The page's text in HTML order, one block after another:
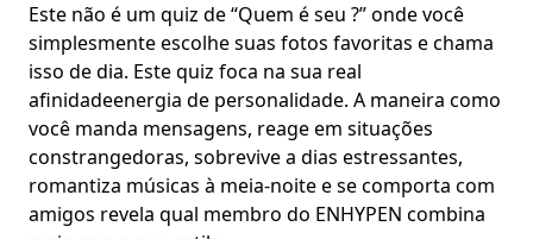
Este não é um quiz de “Quem é seu ?” onde você
simplesmente escolhe suas fotos favoritas e chama
isso de dia. Este quiz foca na sua real
afinidadeenergia de personalidade. A maneira como
você manda mensagens, reage em situações
constrangedoras, sobrevive a dias estressantes,
romantiza músicas à meia-noite e se comporta com
amigos revela qual membro do ENHYPEN combina